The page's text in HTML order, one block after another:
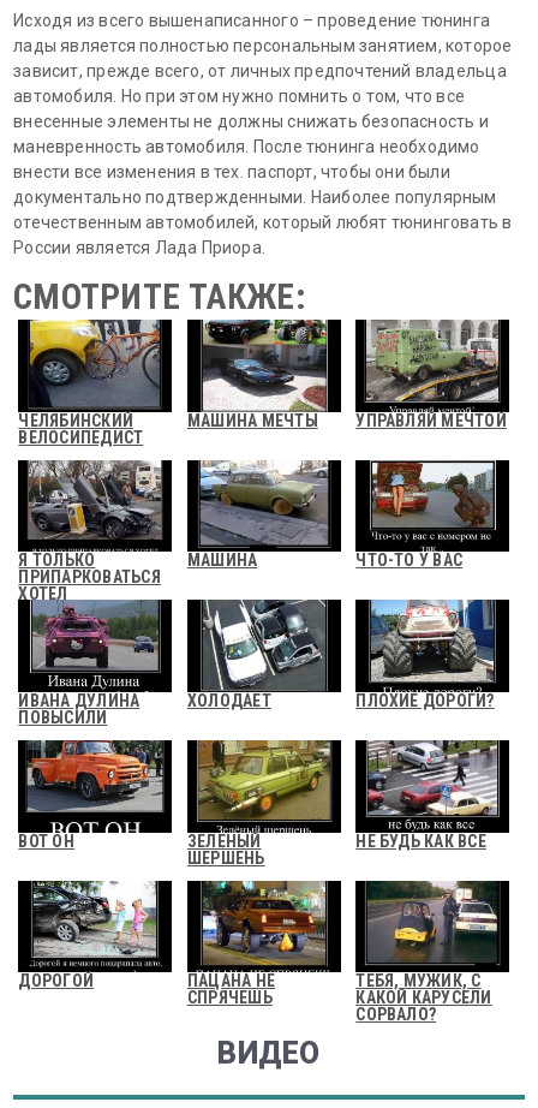
Исходя из всего вышенаписанного – проведение тюнинга
лады является полностью персональным занятием, которое
зависит, прежде всего, от личных предпочтений владельца
автомобиля. Но при этом нужно помнить о том, что все
внесенные элементы не должны снижать безопасность и
маневренность автомобиля. После тюнинга необходимо
внести все изменения в тех. паспорт, чтобы они были
документально подтвержденными. Наиболее популярным
отечественным автомобилей, который любят тюнинговать в
России является Лада Приора.
СМОТРИТЕ ТАКЖЕ:
ЧЕЛЯБИНСКИЙ
ВЕЛОСИПЕДИСТ
МАШИНА МЕЧТЫ УПРАВЛЯЙ МЕЧТОЙ
Я ТОЛЬКО
ПРИПАРКОВАТЬСЯ
ХОТЕЛ
МАШИНА ЧТО-ТО У ВАС
ИВАНА ДУЛИНА
ПОВЫСИЛИ
ХОЛОДАЕТ ПЛОХИЕ ДОРОГИ?
ВОТ ОН
ЗЕЛЕНЫЙ
ШЕРШЕНЬ
НЕ БУДЬ КАК ВСЕ
ДОРОГОЙ
ПАЦАНА НЕ
СПРЯЧЕШЬ
ТЕБЯ, МУЖИК, С
КАКОЙ КАРУСЕЛИ
СОРВАЛО?
ВИДЕО